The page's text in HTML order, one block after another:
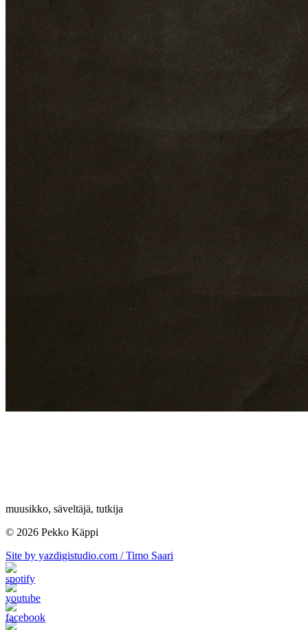
muusikko, säveltäjä, tutkija
© 2026 Pekko Käppi
Site by yazdigistudio.com / Timo Saari